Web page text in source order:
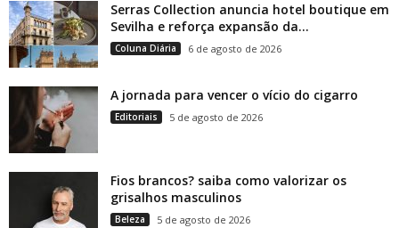
Serras Collection anuncia hotel boutique em
Sevilha e reforça expansão da...
Coluna Diária 6 de agosto de 2026
A jornada para vencer o vício do cigarro
Editoriais 5 de agosto de 2026
Fios brancos? saiba como valorizar os
grisalhos masculinos
Beleza 5 de agosto de 2026